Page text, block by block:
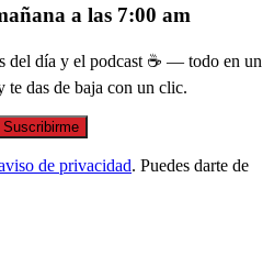
a las 7:00 am
del día y el podcast ☕ — todo en un
te das de baja con un clic.
Suscribirme
de privacidad. Puedes darte de